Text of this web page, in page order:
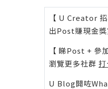
【 U Creator 招
出Post賺現金
【 睇Post + 參
瀏覽更多社群
U Blog開咗